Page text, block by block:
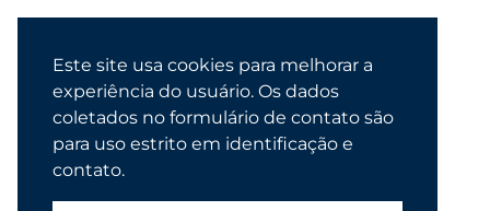
Este site usa cookies para melhorar a
experiência do usuário. Os dados
coletados no formulário de contato são
para uso estrito em identificação e
contato.